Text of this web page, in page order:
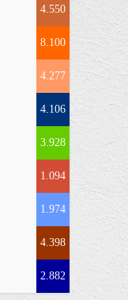
4.550
8.100
4.277
4.106
3.928
1.094
1.974
4.398
2.882